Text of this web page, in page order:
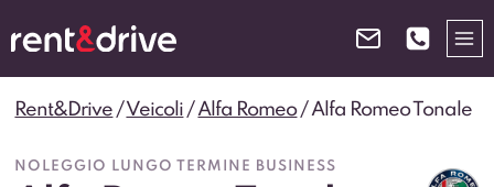
al
contenuto
Rent&Drive /Veicoli /Alfa Romeo/Alfa Romeo Tonale
NOLEGGIO LUNGO TERMINE BUSINESS